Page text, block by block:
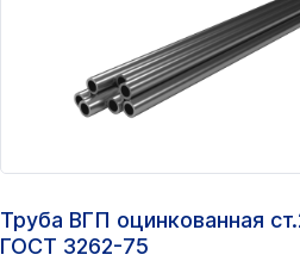
Труба ВГП оцинкованная
ГОСТ 3262-75